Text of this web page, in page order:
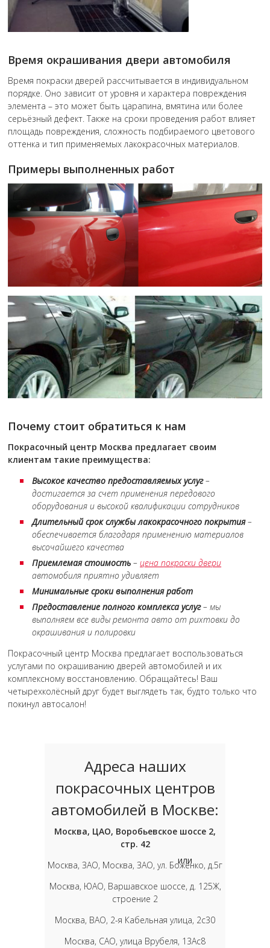
Время окрашивания двери автомобиля
Время покраски дверей рассчитывается в индивидуальном
порядке. Оно зависит от уровня и характера повреждения
элемента – это может быть царапина, вмятина или более
серьёзный дефект. Также на сроки проведения работ влияет
площадь повреждения, сложность подбираемого цветового
оттенка и тип применяемых лакокрасочных материалов.
Примеры выполненных работ
Почему стоит обратиться к нам
Покрасочный центр Москва предлагает своим
клиентам такие преимущества:
Высокое качество предоставляемых услуг–
достигается за счет применения передового
оборудования и высокой квалификации сотрудников
Длительный срок службы лакокрасочного покрытия–
обеспечивается благодаря применению материалов
высочайшего качества
Приемлемая стоимость –цена покраски двери
автомобиля приятно удивляет
Минимальные сроки выполнения работ
Предоставление полного комплекса услуг– мы
выполняем все виды ремонта авто от рихтовки до
окрашивания и полировки
Покрасочный центр Москва предлагает воспользоваться
услугами по окрашиванию дверей автомобилей и их
комплексному восстановлению. Обращайтесь! Ваш
четырехколёсный друг будет выглядеть так, будто только что
покинул автосалон!
Адреса наших
покрасочных центров
автомобилей в Москве:
Москва, ЦАО, Воробьевское шоссе 2,
стр. 42
Москва, ЗАО, Москва, ЗАО, ул. Боженко, д.5г
Москва, ЮАО, Варшавское шоссе, д. 125Ж,
строение 2
Москва, ВАО, 2-я Кабельная улица, 2с30
Москва, САО, улица Врубеля, 13Ас8
или